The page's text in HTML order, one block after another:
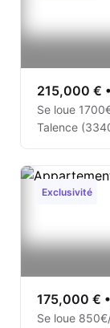
215,000 € •
Se loue
Talence
Exclusivité
175,000 € •
Se loue